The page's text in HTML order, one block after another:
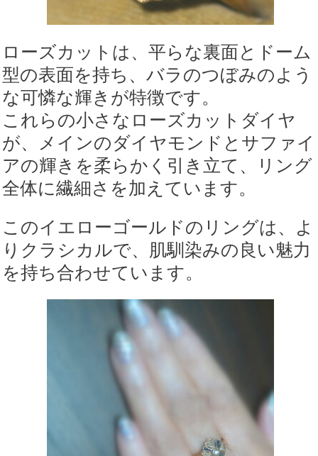
ローズカットは、平らな裏面とドーム
型の表面を持ち、バラのつぼみのよう
な可憐な輝きが特徴です。
これらの小さなローズカットダイヤ
が、メインのダイヤモンドとサファイ
アの輝きを柔らかく引き立て、リング
全体に繊細さを加えています。
このイエローゴールドのリングは、よ
りクラシカルで、肌馴染みの良い魅力
を持ち合わせています。